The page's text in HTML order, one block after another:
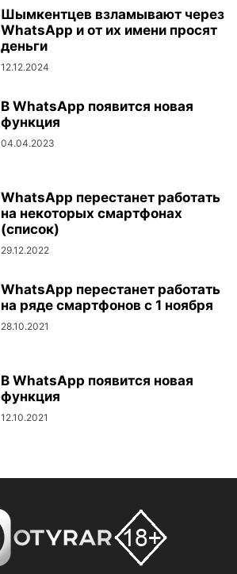
Шымкентцев взламывают через
WhatsApp и от их имени просят
деньги
12.12.2024
В WhatsApp появится новая
функция
04.04.2023
WhatsApp перестанет работать
на некоторых смартфонах
(список)
29.12.2022
WhatsApp перестанет работать
на ряде смартфонов с 1 ноября
28.10.2021
В WhatsApp появится новая
функция
12.10.2021